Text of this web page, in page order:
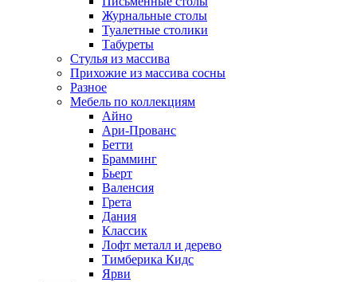
Журнальные столы
Туалетные столики
Табуреты
Стулья из массива
Прихожие из массива сосны
Разное
Мебель по коллекциям
Айно
Ари-Прованс
Бетти
Брамминг
Бьерт
Валенсия
Грета
Дания
Классик
Лофт металл и дерево
Тимберика Кидс
Ярви